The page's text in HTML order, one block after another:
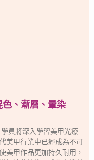
、漸層、暈染
員將深入學習美甲光療
美甲行業中已經成為不可
美甲作品更加持久耐用，